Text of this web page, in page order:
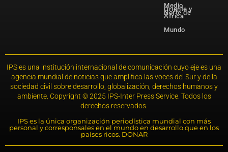
Medio
Oriente y
Norte de
África
Mundo
IPS es una institución internacional de comunicación cuyo eje es una
agencia mundial de noticias que amplifica las voces del Sur y de la
sociedad civil sobre desarrollo, globalización, derechos humanos y
ambiente. Copyright © 2025 IPS-Inter Press Service. Todos los
derechos reservados.
IPS es la única organización periodística mundial con más
personal y corresponsales en el mundo en desarrollo que en los
países ricos. DONAR